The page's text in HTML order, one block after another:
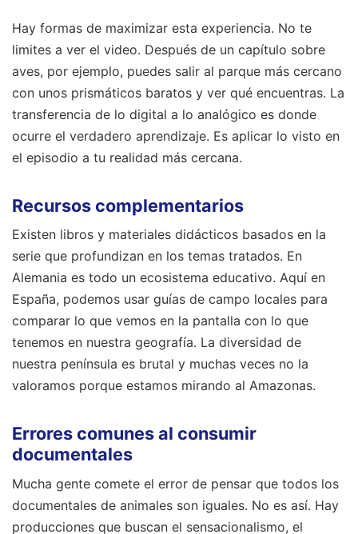
Hay formas de maximizar esta experiencia. No te
limites a ver el video. Después de un capítulo sobre
aves, por ejemplo, puedes salir al parque más cercano
con unos prismáticos baratos y ver qué encuentras. La
transferencia de lo digital a lo analógico es donde
ocurre el verdadero aprendizaje. Es aplicar lo visto en
el episodio a tu realidad más cercana.
Recursos complementarios
Existen libros y materiales didácticos basados en la
serie que profundizan en los temas tratados. En
Alemania es todo un ecosistema educativo. Aquí en
España, podemos usar guías de campo locales para
comparar lo que vemos en la pantalla con lo que
tenemos en nuestra geografía. La diversidad de
nuestra península es brutal y muchas veces no la
valoramos porque estamos mirando al Amazonas.
Errores comunes al consumir
documentales
Mucha gente comete el error de pensar que todos los
documentales de animales son iguales. No es así. Hay
producciones que buscan el sensacionalismo, el